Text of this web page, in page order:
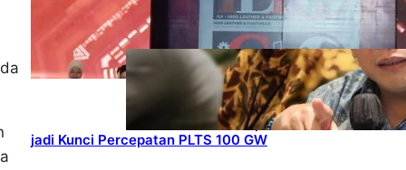
Terbuka, Peluang Usaha
bagi IKM Alas Kaki Lokal
ENERGY ,
HEADLINES ,
RENEWABLE
IESR:
Kepemimpina
n Terpadu
jadi Kunci Percepatan PLTS 100 GW